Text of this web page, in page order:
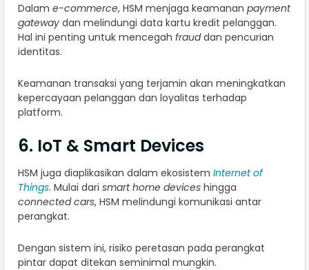
Dalam e-commerce, HSM menjaga keamanan payment
gateway dan melindungi data kartu kredit pelanggan.
Hal ini penting untuk mencegah frauddan pencurian
identitas.
Keamanan transaksi yang terjamin akan meningkatkan
kepercayaan pelanggan dan loyalitas terhadap
platform.
6. IoT & Smart Devices
HSM juga diaplikasikan dalam ekosistem Internet of
Things. Mulai dari smart home devices hingga
connected cars, HSM melindungi komunikasi antar
perangkat.
Dengan sistem ini, risiko peretasan pada perangkat
pintar dapat ditekan seminimal mungkin.